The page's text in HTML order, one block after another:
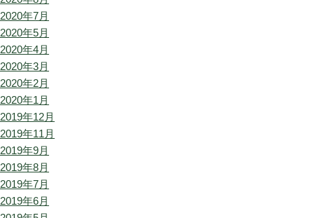
2020年7月
2020年5月
2020年4月
2020年3月
2020年2月
2020年1月
2019年12月
2019年11月
2019年9月
2019年8月
2019年7月
2019年6月